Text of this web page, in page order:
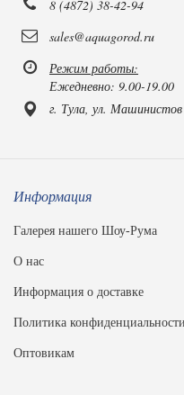
8 (4872) 38-42-94
sales@aquagorod.ru
Режим работы:
Ежедневно: 9.00-19.00
г. Тула, ул.
Информация
Галерея нашего Шоу-Рума
О нас
Информация о доставке
Политика конфиденциальности
Оптовикам